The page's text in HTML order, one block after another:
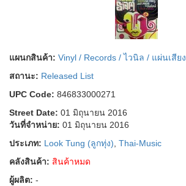
แผนกสินค้า: Vinyl / Records / ไวนิล / แผ่นเสียง
สถานะ: Released List
UPC Code: 846833000271
Street Date: 01 มิถุนายน 2016
วันที่จำหน่าย: 01 มิถุนายน 2016
ประเภท: Look Tung (ลูกทุ่ง) Thai-Music
คลังสินค้า: สินค้าหมด
ผู้ผลิต: -